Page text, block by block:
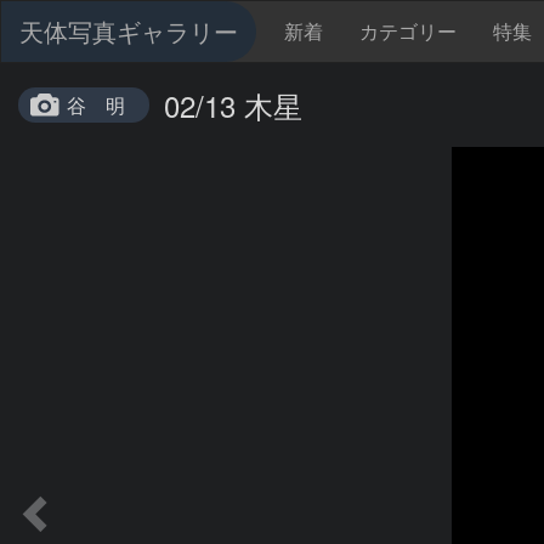
天体写真ギャラリー 新着 カテゴリー 特集
谷 明 02/13 木星